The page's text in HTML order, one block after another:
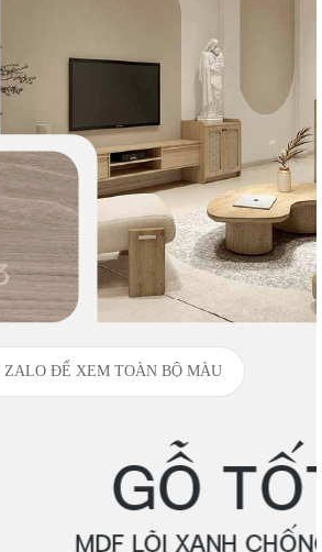
ZALO ĐỂ XEM TOÀN BỘ MÀU